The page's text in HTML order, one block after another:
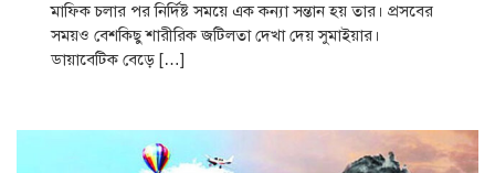
মাফিক চলার পর নির্দিষ্ট সময়ে এক কন্যা সন্তান হয় তার। প্রসবের
সময়ও বেশকিছু শারীরিক জটিলতা দেখা দেয় সুমাইয়ার।
ডায়াবেটিক বেড়ে […]